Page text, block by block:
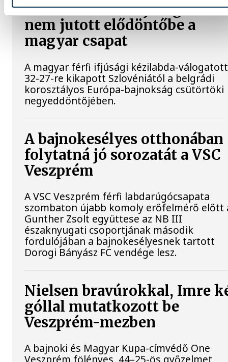
Férfi kézilabda ifjúsági Eb:
nem jutott elődöntőbe a
magyar csapat
A magyar férfi ifjúsági kézilabda-válogatott
32-27-re kikapott Szlovéniától a belgrádi
korosztályos Európa-bajnokság csütörtöki
negyeddöntőjében.
A bajnokesélyes otthonában
folytatná jó sorozatát a VSC
Veszprém
A VSC Veszprém férfi labdarúgócsapata
szombaton újabb komoly erőfelmérő előtt
Gunther Zsolt együttese az NB III
északnyugati csoportjának második
fordulójában a bajnokesélyesnek tartott
Dorogi Bányász FC vendége lesz.
Nielsen bravúrokkal, Imre
góllal mutatkozott be
Veszprém-mezben
A bajnoki és Magyar Kupa-címvédő One